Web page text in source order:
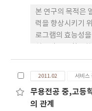
사한다.
본 연구의 목적은
력을 향상시키기
로그램의 효능성
훈련 프로그램은
(Kirschenbaum,,
근간을 두고, 좋았
실행, 심리 반응의
험자는 평균 타수
2011.02 서비스
무용전공 중,고등
의 관계